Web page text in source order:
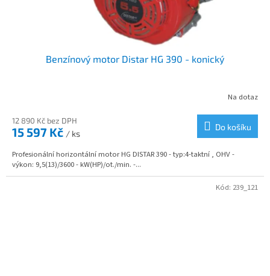
Benzínový motor Distar HG 390 - konický
Na dotaz
12 890 Kč bez DPH
15 597 Kč / ks
Do košíku
Profesionální horizontální motor HG DISTAR 390 - typ:4-taktní , OHV -
výkon: 9,5(13)/3600 - kW(HP)/ot./min. -...
Kód: 239_121